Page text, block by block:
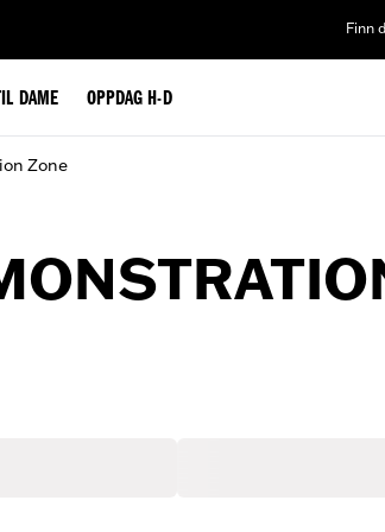
Finn
DAME OPPDAG H-D
Zone